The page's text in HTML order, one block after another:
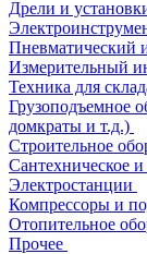
Дрели и
Пневматический
Измерительный
Техника для
Грузоподъемное
домкраты и т.д.)
Строительное
Сантехническое
Электростанции
Компрессоры и
Отопительное
Прочее